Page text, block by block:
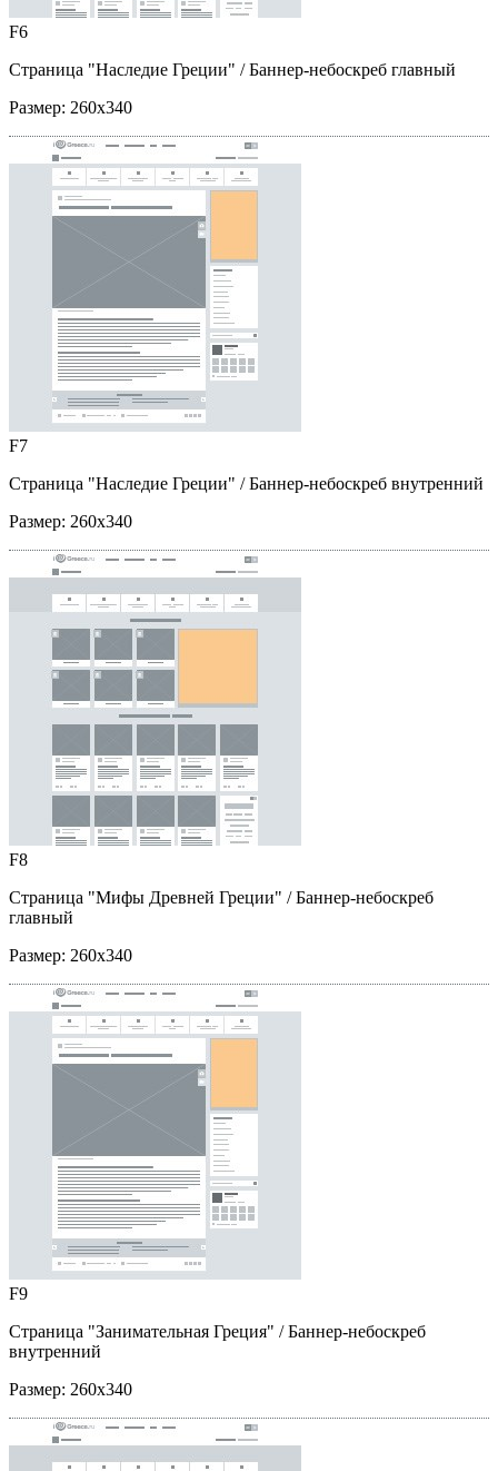
F6
Страница "Наследие Греции" / Баннер-небоскреб главный
Размер: 260x340
F7
Страница "Наследие Греции" / Баннер-небоскреб внутренний
Размер: 260x340
F8
Страница "Мифы Древней Греции" / Баннер-небоскреб
главный
Размер: 260x340
F9
Страница "Занимательная Греция" / Баннер-небоскреб
внутренний
Размер: 260x340